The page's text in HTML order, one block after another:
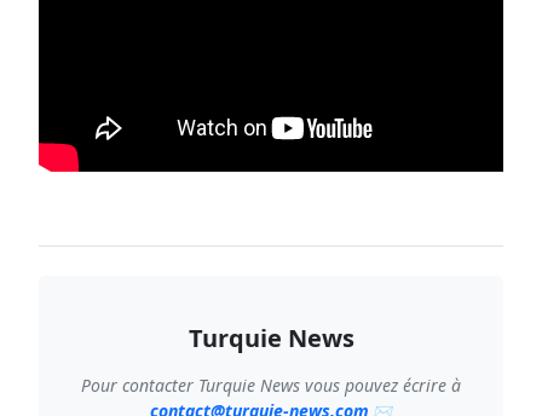
Turquie News
Pour contacter Turquie News vous pouvez écrire à
contact@turquie-news.com